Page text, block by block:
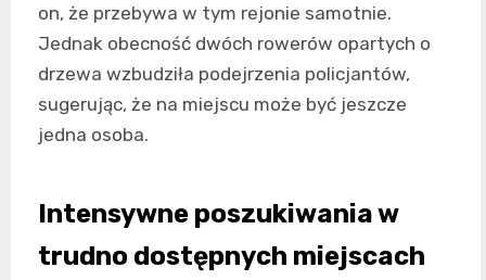
on, że przebywa w tym rejonie samotnie.
Jednak obecność dwóch rowerów opartych o
drzewa wzbudziła podejrzenia policjantów,
sugerując, że na miejscu może być jeszcze
jedna osoba.
Intensywne poszukiwania w
trudno dostępnych miejscach